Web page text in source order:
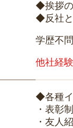
◆挨拶
◆反社と
学歴不
他社経
◆各種イ
・表彰
・友人